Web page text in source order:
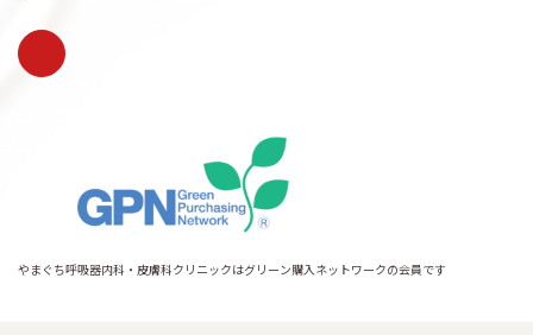
やまぐち呼吸器内科・皮膚科クリニックはグリーン購入ネットワークの会員です